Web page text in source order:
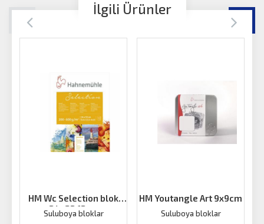
İlgili Ürünler
HM Wc Selection blok
24x32 12 ya
Suluboya bloklar
HM Youtangle Art 9x9cm
Suluboya bloklar